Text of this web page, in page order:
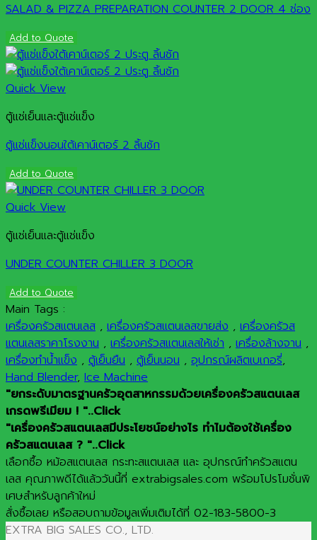
SALAD & PIZZA PREPARATION COUNTER 2 DOOR 4 ช่อง
Add to Quote
Quick View
ตู้แช่เย็นและตู้แช่แข็ง
ตู้แช่แข็งนอนใต้เคาน์เตอร์ 2 ลิ้นชัก
Add to Quote
Quick View
ตู้แช่เย็นและตู้แช่แข็ง
UNDER COUNTER CHILLER 3 DOOR
Add to Quote
Main Tags :
เครื่องครัวสแตนเลส , เครื่องครัวสแตนเลสขายส่ง , เครื่องครัวส
แตนเลสราคาโรงงาน , เครื่องครัวสแตนเลสให้เช่า , เครื่องล้างจาน ,
เครื่องทำน้ำแข็ง , ตู้เย็นยืน , ตู้เย็นนอน , อุปกรณ์ผลิตเบเกอรี่,
Hand Blender, Ice Machine
"ยกระดับมาตรฐานครัวอุตสาหกรรมด้วยเครื่องครัวสแตนเลส
เกรดพรีเมียม ! "..Click
"เครื่องครัวสแตนเลสมีประโยชน์อย่างไร ทำไมต้องใช้เครื่อง
ครัวสแตนเลส ? "..Click
เลือกซื้อ หม้อสแตนเลส กระทะสแตนเลส และ อุปกรณ์ทำครัวสแตน
เลส คุณภาพดีได้แล้ววันนี้ที่ extrabigsales.com พร้อมโปรโมชั่นพิ
เศษสำหรับลูกค้าใหม่
สั่งซื้อเลย หรือสอบถามข้อมูลเพิ่มเติมได้ที่ 02-183-5800-3
EXTRA BIG SALES CO., LTD.